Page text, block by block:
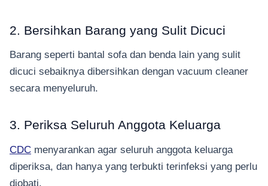
2. Bersihkan Barang yang Sulit Dicuci
Barang seperti bantal sofa dan benda lain yang sulit
dicuci sebaiknya dibersihkan dengan vacuum cleaner
secara menyeluruh.
3. Periksa Seluruh Anggota Keluarga
CDC menyarankan agar seluruh anggota keluarga
diperiksa, dan hanya yang terbukti terinfeksi yang perlu
diobati.